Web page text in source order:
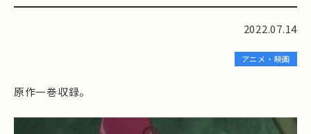
2022.07.14
アニメ・映画
原作一巻収録。